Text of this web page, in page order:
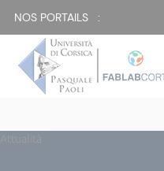
NOS PORTAILS :
Attualità